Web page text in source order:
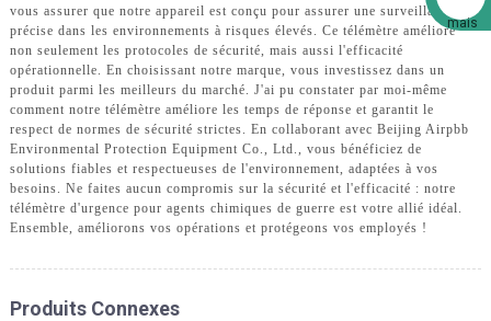
vous assurer que notre appareil est conçu pour assurer une surveillance
précise dans les environnements à risques élevés. Ce télémètre améliore
non seulement les protocoles de sécurité, mais aussi l'efficacité
opérationnelle. En choisissant notre marque, vous investissez dans un
produit parmi les meilleurs du marché. J'ai pu constater par moi-même
comment notre télémètre améliore les temps de réponse et garantit le
respect de normes de sécurité strictes. En collaborant avec Beijing Airpbb
Environmental Protection Equipment Co., Ltd., vous bénéficiez de
solutions fiables et respectueuses de l'environnement, adaptées à vos
besoins. Ne faites aucun compromis sur la sécurité et l'efficacité : notre
télémètre d'urgence pour agents chimiques de guerre est votre allié idéal.
Ensemble, améliorons vos opérations et protégeons vos employés !
Produits Connexes